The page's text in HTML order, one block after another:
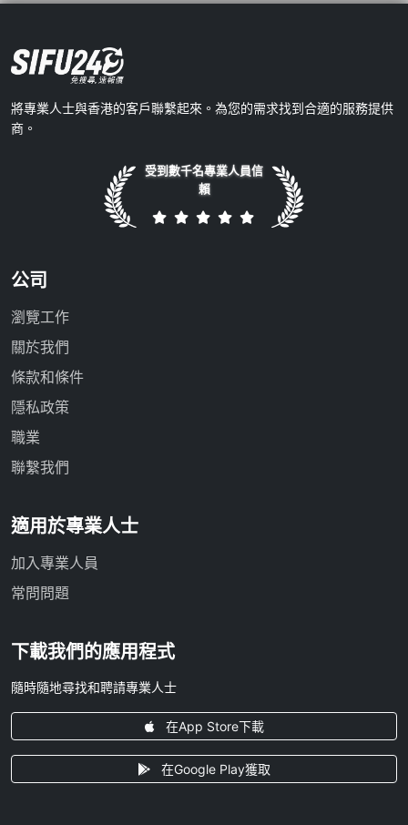
將專業人士與香港的客戶聯繫起來。為您的需求找到合適的服務提供
商。
受到數千名專業人員信
賴
公司
瀏覽工作
關於我們
條款和條件
隱私政策
職業
聯繫我們
適用於專業人士
加入專業人員
常問問題
下載我們的應用程式
隨時隨地尋找和聘請專業人士
在App Store下載
在Google Play獲取